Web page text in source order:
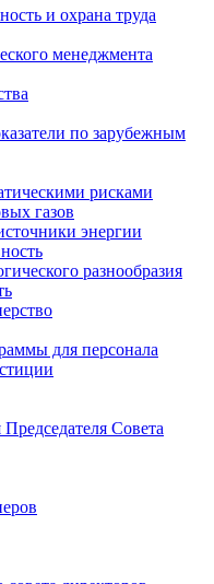
и охрана труда
менеджмента
по зарубежным
рисками
газов
энергии
разнообразия
для персонала
Совета